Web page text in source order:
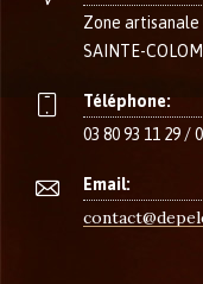
Zone artisanale
SAINTE-
Téléphone:
03 80 93 11 29 /
Email: